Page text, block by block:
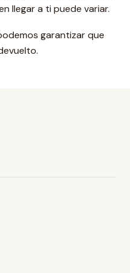
llegar a ti puede variar.
garantizar que